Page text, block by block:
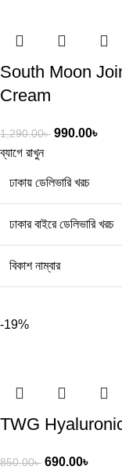
South Moon
Cream
1,290.00৳ 990.00৳
ব্যাগে রাখুন
ঢাকায় ডেলিভারি খরচ
ঢাকার বাইরে ডেলিভারি খরচ
বিকাশ নাম্বার
-19%
TWG
850.00৳ 690.00৳